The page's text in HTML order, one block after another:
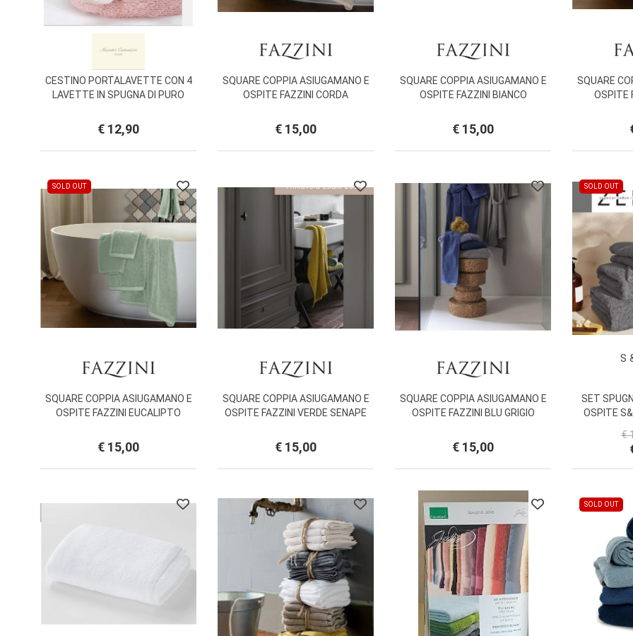
CESTINO PORTALAVETTE CON 4
LAVETTE IN SPUGNA DI PURO
COTONIERI
€ 12,90
SQUARE COPPIA ASIUGAMANO E
OSPITE FAZZINI CORDA
€ 15,00
SQUARE COPPIA ASIUGAMANO E
OSPITE FAZZINI BIANCO
€ 15,00
SQUARE
OSPITE
SOLD OUT
SQUARE COPPIA ASIUGAMANO E
OSPITE FAZZINI EUCALIPTO
€ 15,00
SQUARE COPPIA ASIUGAMANO E
OSPITE FAZZINI VERDE SENAPE
€ 15,00
SQUARE COPPIA ASIUGAMANO E
OSPITE FAZZINI BLU GRIGIO
€ 15,00
SOLD OUT
S
SET
OSPITE
€
SOLD OUT